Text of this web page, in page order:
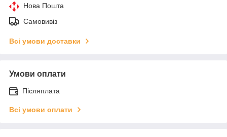
Нова Пошта
Самовивіз
Всі умови доставки
Умови оплати
Післяплата
Всі умови оплати